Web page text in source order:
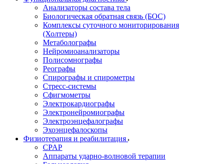
Анализаторы состава тела
Биологическая обратная связь (БОС)
Комплексы суточного мониторирования
(Холтеры)
Метаболографы
Нейромиоанализаторы
Полисомнографы
Реографы
Спирографы и спирометры
Стресс-системы
Сфигмометры
Электрокардиографы
Электронейромиографы
Электроэнцефалографы
Эхоэнцефалоскопы
Физиотерапия и реабилитация
CPAP
Аппараты ударно-волновой терапии